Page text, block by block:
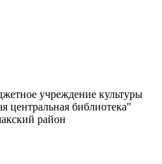
учреждение культуры
центральная библиотека"
район